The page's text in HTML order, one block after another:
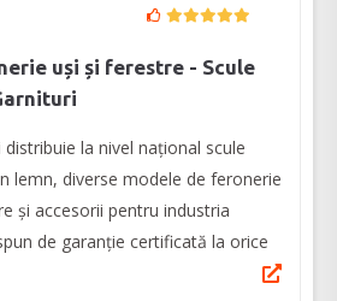
uși și ferestre - Scule
la nivel național scule
lemn, diverse modele de feronerie
și accesorii pentru industria
de garanție certificată la orice